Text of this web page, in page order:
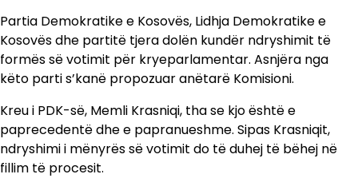
Partia Demokratike e Kosovës, Lidhja Demokratike e
Kosovës dhe partitë tjera dolën kundër ndryshimit të
formës së votimit për kryeparlamentar. Asnjëra nga
këto parti s’kanë propozuar anëtarë Komisioni.
Kreu i PDK-së, Memli Krasniqi, tha se kjo është e
paprecedentë dhe e papranueshme. Sipas Krasniqit,
ndryshimi i mënyrës së votimit do të duhej të bëhej në
fillim të procesit.